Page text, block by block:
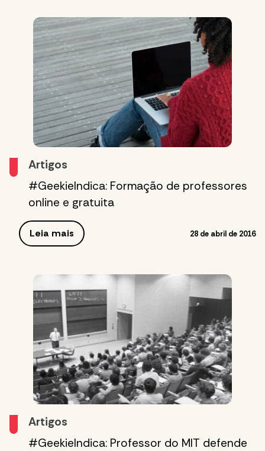
Artigos
#GeekieIndica: Formação de professores
online e gratuita
Leia mais 28 de abril de 2016
Artigos
#GeekieIndica: Professor do MIT defende